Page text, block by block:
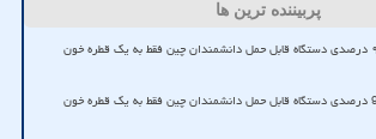
پربیننده ترین ها
تشخیص سرطان با دقت ۹۵ درصدی دستگاه قابل حمل دانشمندان چین فقط به یک قطره خون
تشخیص سرطان با دقت 95 درصدی دستگاه قابل حمل دانشمندان چین فقط به یک قطره خون